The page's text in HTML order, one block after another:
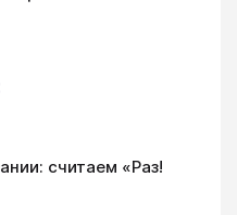
считаем «Раз!